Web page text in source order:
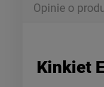
Opinie o
Kinkiet